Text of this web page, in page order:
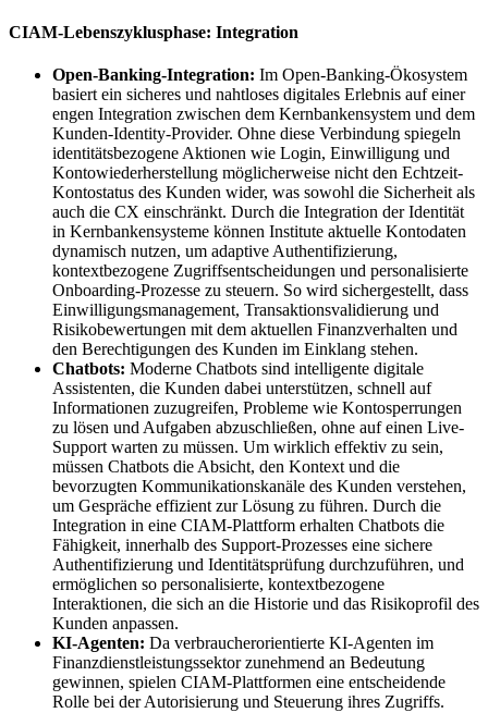
CIAM-Lebenszyklusphase: Integration
Open-Banking-Integration: Im Open-Banking-Ökosystem
basiert ein sicheres und nahtloses digitales Erlebnis auf einer
engen Integration zwischen dem Kernbankensystem und dem
Kunden-Identity-Provider. Ohne diese Verbindung spiegeln
identitätsbezogene Aktionen wie Login, Einwilligung und
Kontowiederherstellung möglicherweise nicht den Echtzeit-
Kontostatus des Kunden wider, was sowohl die Sicherheit als
auch die CX einschränkt. Durch die Integration der Identität
in Kernbankensysteme können Institute aktuelle Kontodaten
dynamisch nutzen, um adaptive Authentifizierung,
kontextbezogene Zugriffsentscheidungen und personalisierte
Onboarding-Prozesse zu steuern. So wird sichergestellt, dass
Einwilligungsmanagement, Transaktionsvalidierung und
Risikobewertungen mit dem aktuellen Finanzverhalten und
den Berechtigungen des Kunden im Einklang stehen.
Chatbots: Moderne Chatbots sind intelligente digitale
Assistenten, die Kunden dabei unterstützen, schnell auf
Informationen zuzugreifen, Probleme wie Kontosperrungen
zu lösen und Aufgaben abzuschließen, ohne auf einen Live-
Support warten zu müssen. Um wirklich effektiv zu sein,
müssen Chatbots die Absicht, den Kontext und die
bevorzugten Kommunikationskanäle des Kunden verstehen,
um Gespräche effizient zur Lösung zu führen. Durch die
Integration in eine CIAM-Plattform erhalten Chatbots die
Fähigkeit, innerhalb des Support-Prozesses eine sichere
Authentifizierung und Identitätsprüfung durchzuführen, und
ermöglichen so personalisierte, kontextbezogene
Interaktionen, die sich an die Historie und das Risikoprofil des
Kunden anpassen.
KI-Agenten: Da verbraucherorientierte KI-Agenten im
Finanzdienstleistungssektor zunehmend an Bedeutung
gewinnen, spielen CIAM-Plattformen eine entscheidende
Rolle bei der Autorisierung und Steuerung ihres Zugriffs.